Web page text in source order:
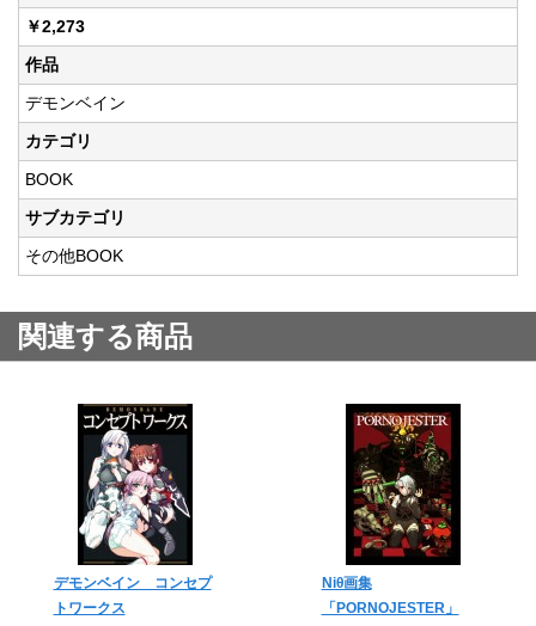
￥2,273
作品
デモンベイン
カテゴリ
BOOK
サブカテゴリ
その他BOOK
関連する商品
デモンベイン コンセプ
トワークス
Niθ画集
「PORNOJESTER」